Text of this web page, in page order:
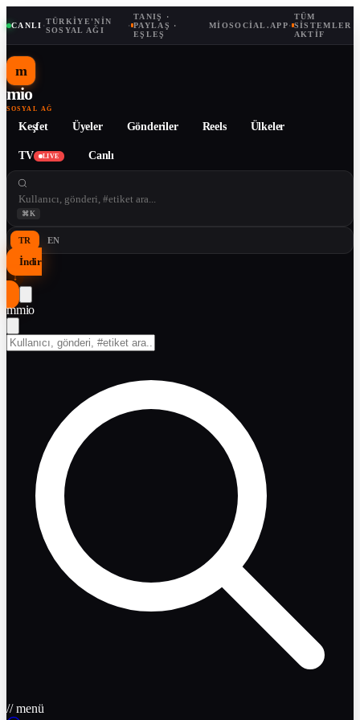
CANLI ·TÜRKIYE'NIN
SOSYAL AĞI
·
TANIŞ ·
PAYLAŞ ·
EŞLEŞ
MIOSOCIAL.APP·
TÜM
SISTEMLER
AKTIF
m
mio
SOSYAL AĞ
Keşfet Üyeler Gönderiler Reels Ülkeler
TV LIVE Canlı
⌘K
TR EN
İndir
↓
mmio
// menü